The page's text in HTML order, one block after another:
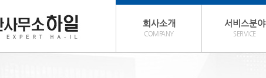
회사소개
COMPANY
서비스분야
SERVICE